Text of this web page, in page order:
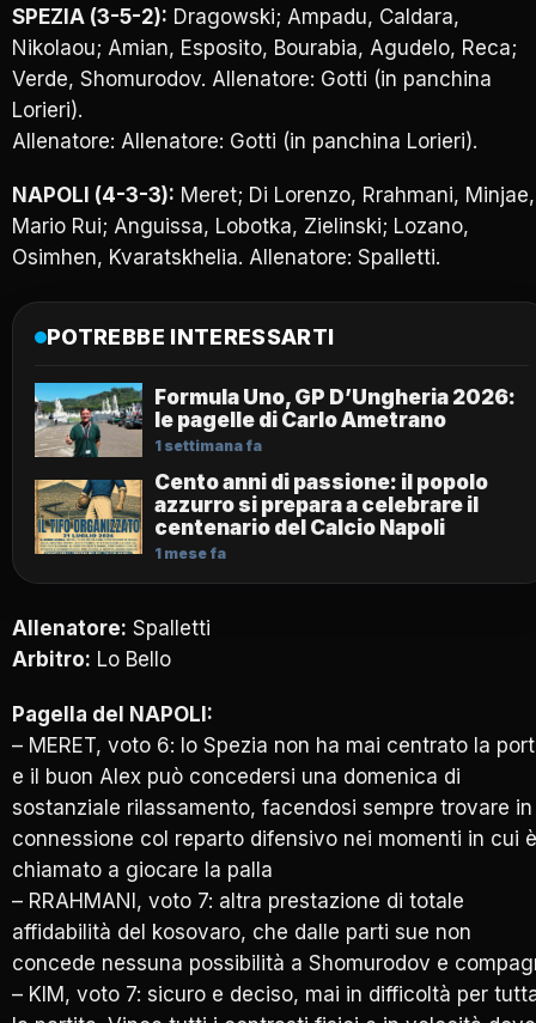
SPEZIA (3-5-2): Dragowski; Ampadu, Caldara,
Nikolaou; Amian, Esposito, Bourabia, Agudelo, Reca;
Verde, Shomurodov. Allenatore: Gotti (in panchina
Lorieri).
Allenatore: Allenatore: Gotti (in panchina Lorieri).
NAPOLI (4-3-3): Meret; Di Lorenzo, Rrahmani, Minjae,
Mario Rui; Anguissa, Lobotka, Zielinski; Lozano,
Osimhen, Kvaratskhelia. Allenatore: Spalletti.
POTREBBE INTERESSARTI
Formula Uno, GP D’Ungheria 2026:
le pagelle di Carlo Ametrano
1 settimana fa
Cento anni di passione: il popolo
azzurro si prepara a celebrare il
centenario del Calcio Napoli
1 mese fa
Allenatore: Spalletti
Arbitro: Lo Bello
Pagella del NAPOLI:
– MERET, voto 6: lo Spezia non ha mai centrato la
e il buon Alex può concedersi una domenica di
sostanziale rilassamento, facendosi sempre trovare in
connessione col reparto difensivo nei momenti in cui è
chiamato a giocare la palla
– RRAHMANI, voto 7: altra prestazione di totale
affidabilità del kosovaro, che dalle parti sue non
concede nessuna possibilità a Shomurodov e
– KIM, voto 7: sicuro e deciso, mai in difficoltà per